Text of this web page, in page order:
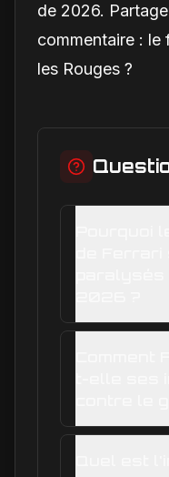
de 2026.
commentaire :
les Rouges ?